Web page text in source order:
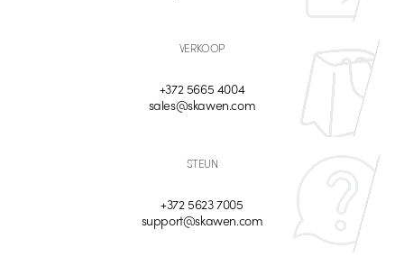
VERKOOP
+372 5665 4004
sales@skawen.com
STEUN
+372 5623 7005
support@skawen.com